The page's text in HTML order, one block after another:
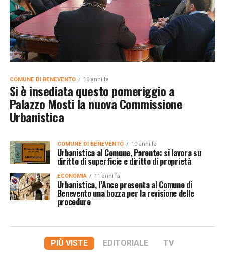
COMUNE DI BENEVENTO 10 anni fa
Si è insediata questo pomeriggio a
Palazzo Mosti la nuova Commissione
Urbanistica
COMUNE DI BENEVENTO 10 anni fa
Urbanistica al Comune, Parente: si lavora su
diritto di superficie e diritto di proprietà
ECONOMIA 11 anni fa
Urbanistica, l’Ance presenta al Comune di
Benevento una bozza per la revisione delle
procedure
PIÙ VISTE EDITORIALE TV